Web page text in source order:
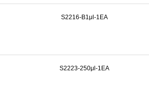
S2216-B1μl-1EA
S2223-250μl-1EA